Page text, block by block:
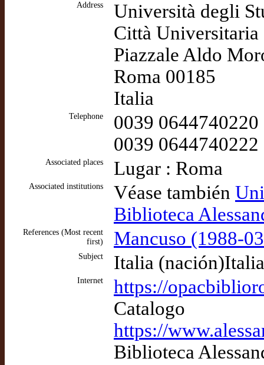
Address
Università degli
Città Universitaria
Piazzale Aldo
Roma 00185
Italia
Telephone
0039
0039
Associated places Lugar : Roma
Associated institutions Véase también
Biblioteca
References (Most recent
first)
Mancuso (1988-
Subject Italia (nación)Italia
Internet
https://
Catalogo
https://
Biblioteca